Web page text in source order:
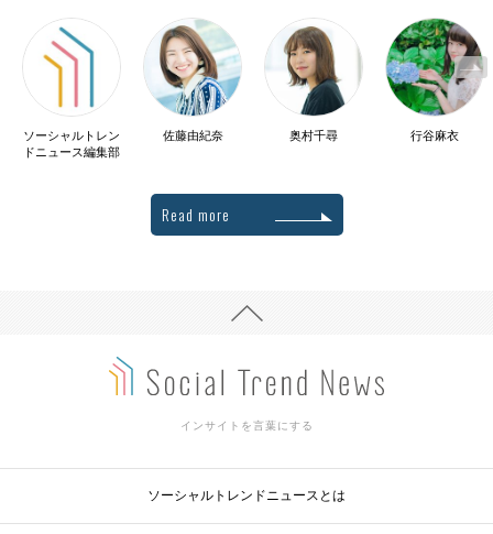
ソーシャルトレン
ドニュース編集部
佐藤由紀奈 奥村千尋 行谷麻衣
Read more
インサイトを言葉にする
ソーシャルトレンドニュースとは